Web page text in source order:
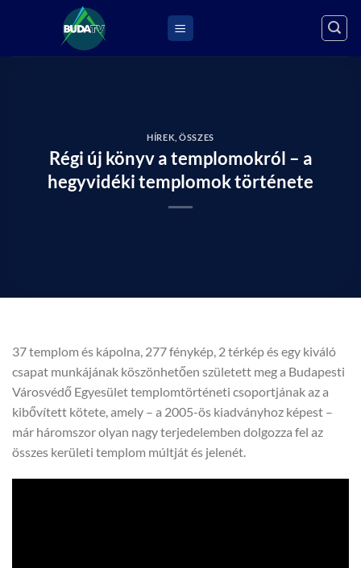
HÍREK ,ÖSSZES
Régi új könyv a templomokról – a
hegyvidéki templomok története
37 templom és kápolna, 277 fénykép, 2 térkép és egy kiváló
csapat munkájának köszönhetően született meg a Budapesti
Városvédő Egyesület templomtörténeti csoportjának az a
kibővített kötete, amely – a 2005-ös kiadványhoz képest –
már háromszor olyan nagy terjedelemben dolgozza fel az
összes kerületi templom múltját és jelenét.